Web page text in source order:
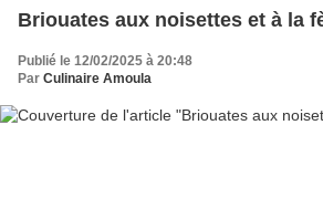
Briouates aux noisettes et à la
Publié le 12/02/2025 à 20:48
Par Culinaire Amoula